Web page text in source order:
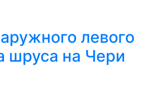
левого
шруса на Чери